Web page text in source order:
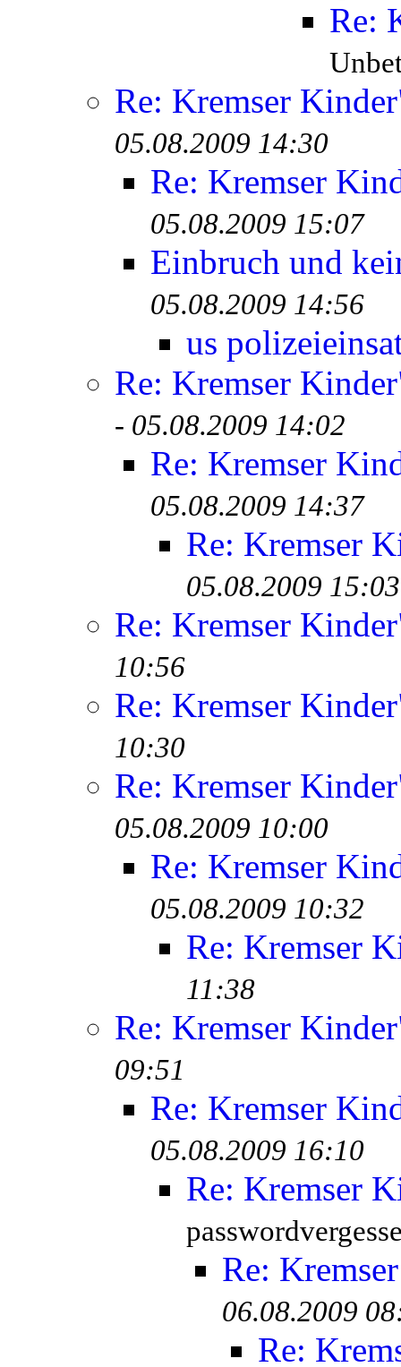
Re:
Re: Kremser
05.08.2009 14:30
Re: Kremser
05.08.2009 15:07
Einbruch und
05.08.2009 14:56
us
Re: Kremser
- 05.08.2009 14:02
Re: Kremser
05.08.2009 14:37
Re: Kremser
05.08.2009 15:03
Re: Kremser
10:56
Re: Kremser
10:30
Re: Kremser
05.08.2009 10:00
Re: Kremser
05.08.2009 10:32
Re: Kremser
11:38
Re: Kremser
09:51
Re: Kremser
05.08.2009 16:10
Re: Kremser
Re:
06.08.2009
Re: